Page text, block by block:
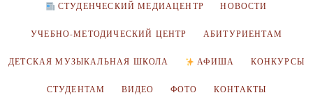
СТУДЕНЧЕСКИЙ МЕДИАЦЕНТР НОВОСТИ
УЧЕБНО-МЕТОДИЧЕСКИЙ ЦЕНТР АБИТУРИЕНТАМ
ДЕТСКАЯ МУЗЫКАЛЬНАЯ ШКОЛА АФИША КОНКУРСЫ
СТУДЕНТАМ ВИДЕО ФОТО КОНТАКТЫ